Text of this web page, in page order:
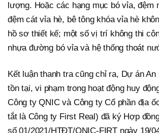
lượng. Hoặc các hạng mục bó vỉa, đệm
đệm cát vỉa hè, bê tông khóa vỉa hè
hồ sơ thiết kế; một số vị trí không thi
nhựa đường bó vỉa và hệ thống thoát
Kết luận thanh tra cũng chỉ ra, Dự án An
tồn tại, vi phạm trong hoạt động huy
Công ty QNIC và Công ty Cổ phần địa
tắt là Công ty First Real) đã ký Hợp
số 01/2021/HTĐT/QNIC-FIRT ngày 19/